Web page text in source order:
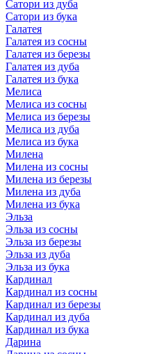
Сатори из дуба
Сатори из бука
Галатея
Галатея из сосны
Галатея из березы
Галатея из дуба
Галатея из бука
Мелиса
Мелиса из сосны
Мелиса из березы
Мелиса из дуба
Мелиса из бука
Милена
Милена из сосны
Милена из березы
Милена из дуба
Милена из бука
Эльза
Эльза из сосны
Эльза из березы
Эльза из дуба
Эльза из бука
Кардинал
Кардинал из сосны
Кардинал из березы
Кардинал из дуба
Кардинал из бука
Дарина